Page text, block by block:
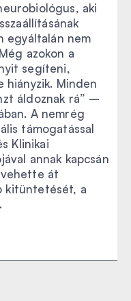
aki
egyáltalán nem
azokon a
segíteni,
hiányzik. Minden
áldoznak rá” –
A nemrég
támogatással
Klinikai
annak kapcsán
át
kitüntetését, a